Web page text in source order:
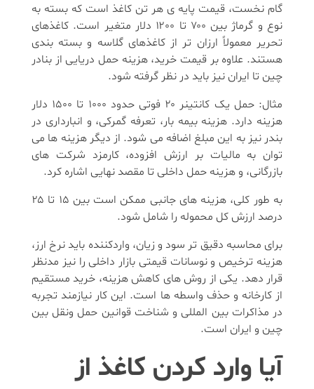
گام نخست، قیمت پایه ی هر تن کاغذ است که بسته به
نوع و گرماژ بین ۷۰۰ تا ۱۲۰۰ دلار متغیر است. کاغذهای
تحریر معمولاً ارزان تر از کاغذهای گلاسه و بسته بندی
هستند. علاوه بر قیمت خرید، هزینه حمل دریایی از بنادر
چین تا ایران نیز باید در نظر گرفته شود.
مثال: حمل یک کانتینر ۲۰ فوتی حدود ۱۰۰۰ تا ۱۵۰۰ دلار
هزینه دارد. هزینه بیمه بار، تعرفه گمرکی، و انبارداری در
بندر نیز به این مبلغ اضافه می شود. از دیگر هزینه ها می
توان به مالیات بر ارزش افزوده، کارمزد شرکت های
بازرگانی، و هزینه حمل داخلی تا مقصد نهایی اشاره کرد.
به طور کلی، هزینه های جانبی ممکن است بین ۱۵ تا ۲۵
درصد ارزش کل محموله را شامل شود.
برای محاسبه دقیق تر سود و زیان، واردکننده باید نرخ ارز،
هزینه ترخیص و نوسانات قیمتی بازار داخلی را نیز مدنظر
قرار دهد. یکی از روش های کاهش هزینه، خرید مستقیم
از کارخانه و حذف واسطه ها است. این کار نیازمند تجربه
در مذاکرات بین المللی و شناخت قوانین حمل ونقل بین
چین و ایران است.
آیا وارد کردن کاغذ از